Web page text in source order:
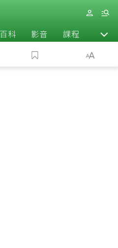
百科 影音 課程 退休